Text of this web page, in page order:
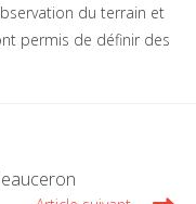
du terrain et
permis de définir des